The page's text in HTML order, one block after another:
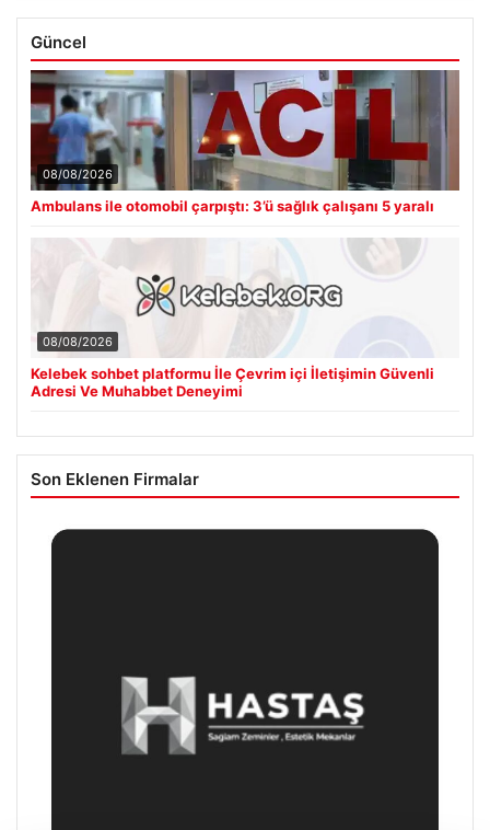
Güncel
08/08/2026
Ambulans ile otomobil çarpıştı: 3’ü sağlık çalışanı 5 yaralı
08/08/2026
Kelebek sohbet platformu İle Çevrim içi İletişimin Güvenli
Adresi Ve Muhabbet Deneyimi
Son Eklenen Firmalar